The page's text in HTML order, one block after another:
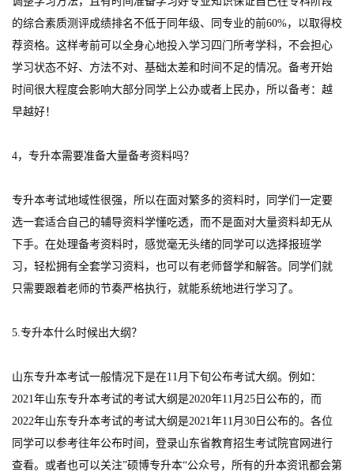
的综合素质测评成绩排名不低于同年级、同专业的前60%，以取得校
荐资格。这样考前可以全身心地投入学习四门所考学科，不会担心
学习状态不好、方法不对、基础太差和时间不足的情况。备考开始
时间很大程度会影响大部分同学上公办或者上民办，所以备考：越
早越好！
4，专升本需要准备大量备考资料吗？
专升本考试地域性很强，所以在面对繁多的资料时，同学们一定要
选一套适合自己的辅导资料学懂吃透，而不是面对大量资料却无从
下手。在处理备考资料时，感觉毫无头绪的同学可以选择报班学
习，轻松拥有全套学习资料，也可以有老师督学和解答。同学们就
只需要跟着老师的节奏严格执行，就能系统地进行学习了。
5.专升本什么时候出大纲？
山东专升本考试一般情况下是在11月下旬公布考试大纲。例如：
2021年山东专升本考试的考试大纲是2020年11月25日公布的，而
2022年山东专升本考试的考试大纲是2021年11月30日公布的。各位
同学可以参考往年公布时间，登录山东省教育招生考试院官网进行
查看。或者也可以关注”硕博专升本“公众号，所有的升本资讯都会第